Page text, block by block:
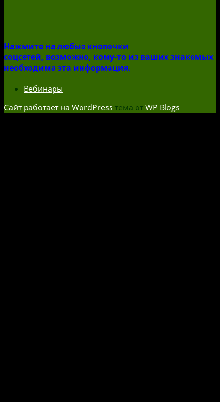
Нажмите на любые кнопочки
соцсетей, возможно, кому-то из ваших знакомых
необходима эта информация.
Вебинары
Сайт работает на WordPress тема отWP Blogs